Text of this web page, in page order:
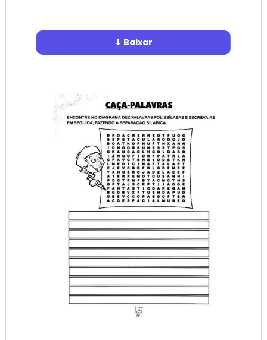
⬇ Baixar